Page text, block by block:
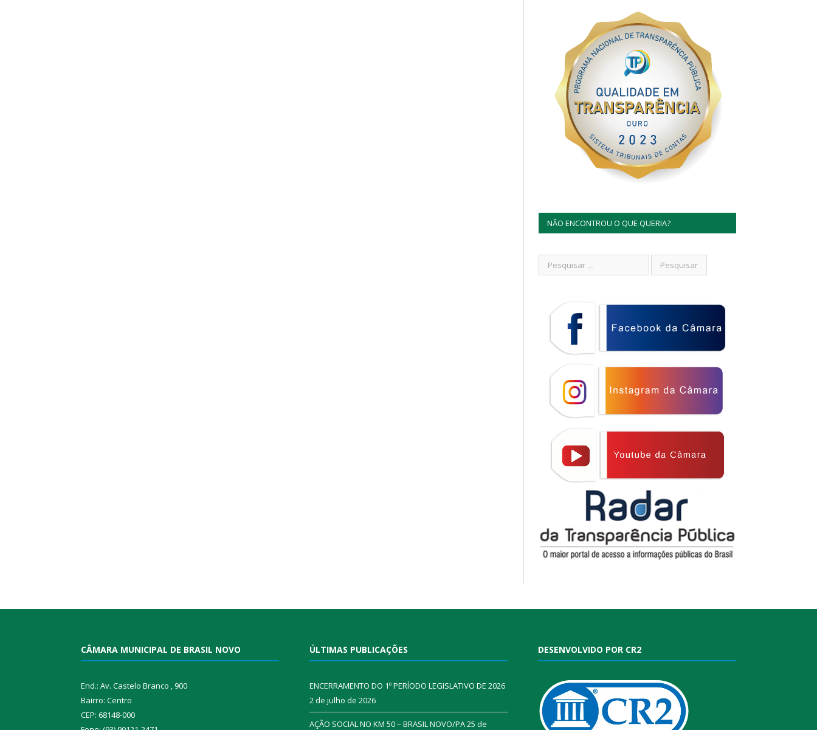
NÃO ENCONTROU O QUE QUERIA?
CÂMARA MUNICIPAL DE BRASIL NOVO
End.: Av. Castelo Branco , 900
Bairro: Centro
CEP: 68148-000
ÚLTIMAS PUBLICAÇÕES
ENCERRAMENTO DO 1º PERÍODO LEGISLATIVO DE 2026
2 de julho de 2026
AÇÃO SOCIAL NO KM 50 – BRASIL NOVO/PA25 de
DESENVOLVIDO POR CR2